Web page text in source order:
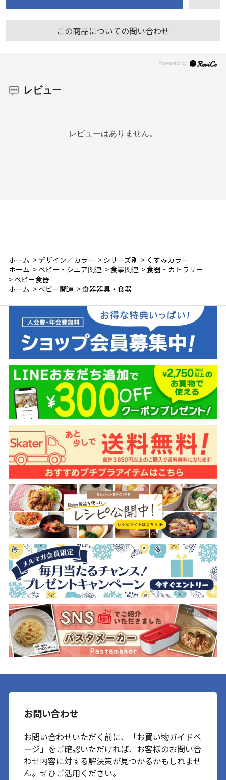
この商品についての問い合わせ
レビュー
レビューはありません。
ホーム > デザイン／カラー > シリーズ別 > くすみカラー
ホーム > ベビー・シニア関連 >食事関連 >食器・カトラリー
> ベビー食器
ホーム > ベビー関連 >食器器具・食器
お問い合わせ
お問い合わせいただく前に、「お買い物ガイドペ
ージ」をご確認いただければ、お客様のお問い合
わせ内容に対する解決策が見つかるかもしれませ
ん。ぜひご活用ください。